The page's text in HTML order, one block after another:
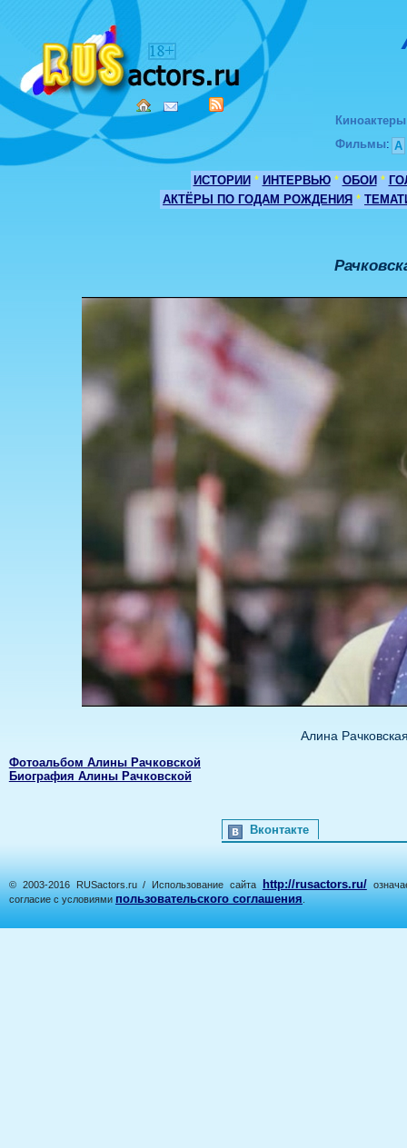
Киноактеры
Фильмы: А
ИСТОРИИ * ИНТЕРВЬЮ * ОБОИ *
АКТЁРЫ ПО ГОДАМ РОЖДЕНИЯ *
Алина
Фотоальбом Алины Рачковской
Биография Алины Рачковской
Вконтакте
© 2003-2016 RUSactors.ru / Использование сайта http://rusactors.ru/
согласие с условиями пользовательского соглашения